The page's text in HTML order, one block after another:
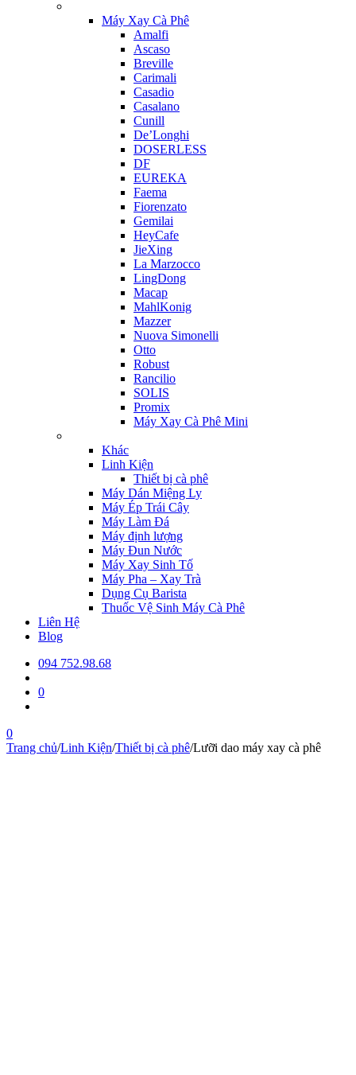
Máy Xay Cà Phê
Amalfi
Ascaso
Breville
Carimali
Casadio
Casalano
Cunill
De’Longhi
DOSERLESS
DF
EUREKA
Faema
Fiorenzato
Gemilai
HeyCafe
JieXing
La Marzocco
LingDong
Macap
MahlKonig
Mazzer
Nuova Simonelli
Otto
Robust
Rancilio
SOLIS
Promix
Máy Xay Cà Phê Mini
Khác
Linh Kiện
Thiết bị cà phê
Máy Dán Miệng Ly
Máy Ép Trái Cây
Máy Làm Đá
Máy định lượng
Máy Đun Nước
Máy Xay Sinh Tố
Máy Pha – Xay Trà
Dụng Cụ Barista
Thuốc Vệ Sinh Máy Cà Phê
Liên Hệ
Blog
094 752.98.68
0
0
Trang chủ/Linh Kiện/Thiết bị cà phê/Lưỡi dao máy xay cà phê